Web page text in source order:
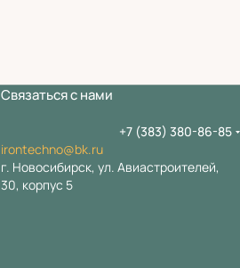
Связаться с нами
+7 (383) 380-86-85
irontechno@bk.ru
г. Новосибирск, ул. Авиастроителей,
30, корпус 5